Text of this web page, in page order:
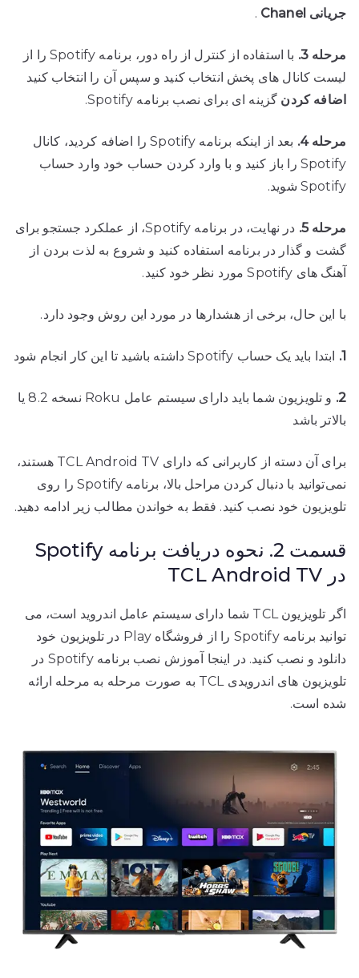
جریانی Chanel
.
مرحله 3.
با استفاده از کنترل از راه دور، برنامه Spotify را از
لیست کانال های پخش انتخاب کنید و سپس آن را انتخاب کنید
اضافه کردن گزینه ای برای نصب برنامه Spotify.
مرحله 4.
بعد از اینکه برنامه Spotify را اضافه کردید، کانال
Spotify را باز کنید و با وارد کردن حساب خود وارد حساب
Spotify شوید.
مرحله 5.
در نهایت، در برنامه Spotify، از عملکرد جستجو برای
گشت و گذار در برنامه استفاده کنید و شروع به لذت بردن از
آهنگ های Spotify مورد نظر خود کنید.
با این حال، برخی از هشدارها در مورد این روش وجود دارد.
1. ابتدا باید یک حساب Spotify داشته باشید تا این کار انجام شود
2.
و تلویزیون شما باید دارای سیستم عامل Roku نسخه 8.2 یا
بالاتر باشد
برای آن دسته از کاربرانی که دارای TCL Android TV هستند،
نمی‌توانید با دنبال کردن مراحل بالا، برنامه Spotify را روی
تلویزیون خود نصب کنید. فقط به خواندن مطالب زیر ادامه دهید.
قسمت 2. نحوه دریافت برنامه Spotify
در TCL Android TV
اگر تلویزیون TCL شما دارای سیستم عامل اندروید است، می
توانید برنامه Spotify را از فروشگاه Play در تلویزیون خود
دانلود و نصب کنید. در اینجا آموزش نصب برنامه Spotify در
تلویزیون های اندرویدی TCL به صورت مرحله به مرحله ارائه
شده است.